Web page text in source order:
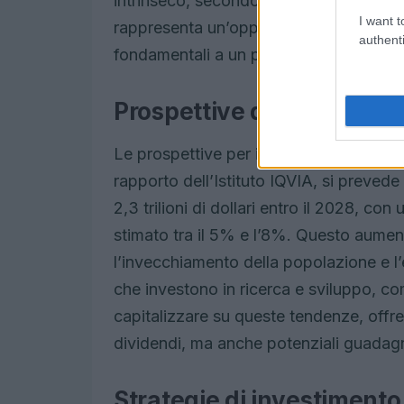
I want
rappresenta un’opportunità per gli
fondamentali a un prezzo vantaggioso.
Prospettive di crescita
Le prospettive per il mercato
rapporto dell’Istituto IQVIA, si
2,3 trilioni di dollari entro il 2028, con
stimato tra il 5% e l’8%. Questo
l’invecchiamento della popolazione e
che investono in ricerca e sviluppo,
capitalizzare su queste tendenze,
dividendi, ma anche potenziali